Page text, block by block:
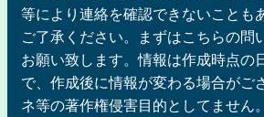
等により連絡を確認できないことも
ご了承ください。まずはこちらの問
お願い致します。情報は作成時点の
で、作成後に情報が変わる場合がご
ネ等の著作権侵害目的としてません